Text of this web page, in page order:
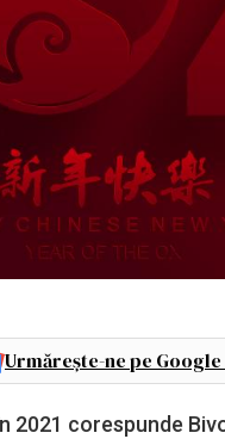
Urmărește-ne pe Google
2021 corespunde